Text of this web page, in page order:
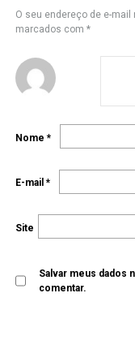
O seu endereço de e-mail
marcados com *
Nome *
E-mail *
Site
Salvar meus dados
comentar.